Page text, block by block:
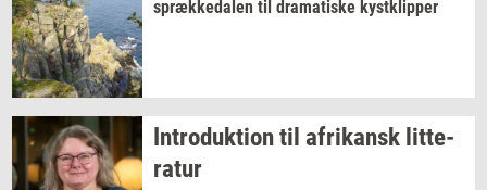
spræk­ke­da­len til dra­ma­ti­ske kyst­klip­per
In­tro­duk­tiontil afri­kansk lit­te­
ra­tur